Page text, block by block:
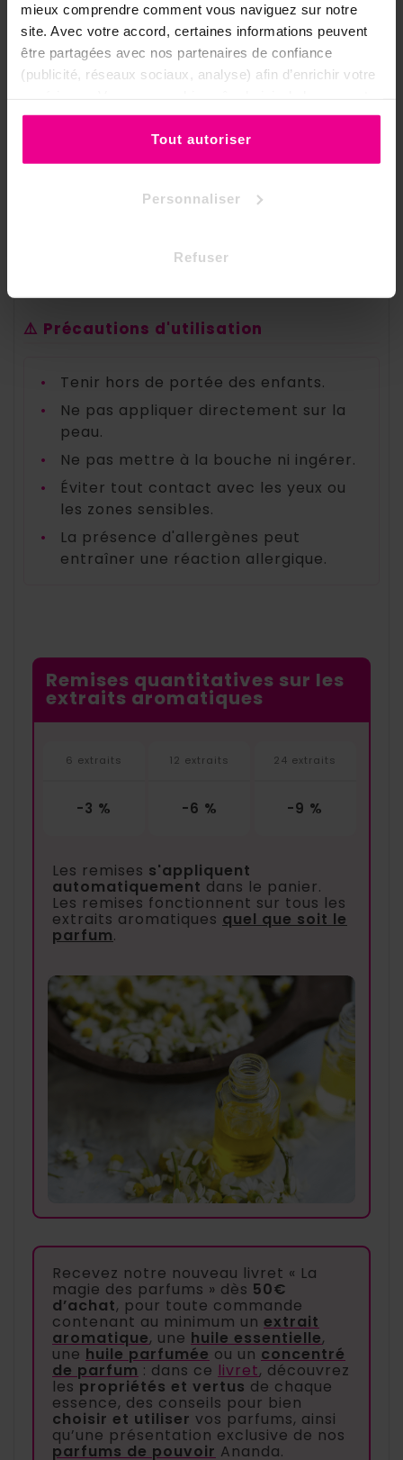
mieux comprendre comment vous naviguez sur notre
site. Avec votre accord, certaines informations peuvent
être partagées avec nos partenaires de confiance
(publicité, réseaux sociaux, analyse) afin d’enrichir votre
ou de les refuser.
Tout autoriser
Personnaliser
Refuser
Chez Ananda,forts de notre expérience
dans l'utilisation des parfums en
ésotérisme, nous composons des
coffrets pour répondre à un besoin
son coffret. Grâce à ses propriétés de
plénitude, de compassion et de bien-
être, l'Orchidée entre dans la
⚠️ Précautions d'utilisation
•
Tenir hors de portée des enfants.
•
Ne pas appliquer directement sur la
peau.
•
Ne pas mettre à la bouche ni ingérer.
•
Éviter tout contact avec les yeux ou
les zones sensibles.
•
La présence d'allergènes peut
entraîner une réaction allergique.
Remises quantitatives sur les
extraits aromatiques
6 extraits
-3 %
12 extraits
-6 %
24 extraits
-9 %
Les remises s'appliquent
automatiquement dans le panier.
Les remises fonctionnent sur tous les
extraits aromatiques quel que soit le
parfum.
Recevez notre nouveau livret « La
magie des parfums » dès 50€
d’achat, pour toute commande
contenant au minimum un extrait
aromatique, une huile essentielle,
une huile parfumée ou un concentré
de parfum : dans ce livret, découvrez
les propriétés et vertus de chaque
essence, des conseils pour bien
choisir et utiliser vos parfums, ainsi
qu’une présentation exclusive de nos
parfums de pouvoir Ananda.